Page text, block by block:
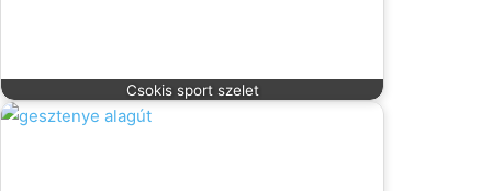
Csokis sport szelet